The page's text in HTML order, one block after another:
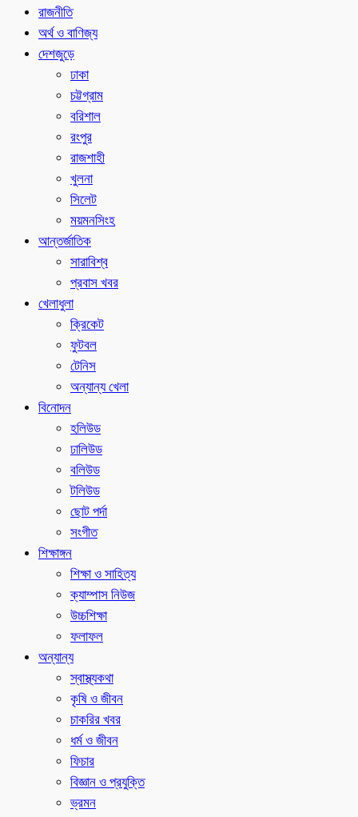
রাজনীতি
অর্থ ও বাণিজ্য
দেশজুড়ে
ঢাকা
চট্টগ্রাম
বরিশাল
রংপুর
রাজশাহী
খুলনা
সিলেট
ময়মনসিংহ
আন্তর্জাতিক
সারাবিশ্ব
প্রবাস খবর
খেলাধুলা
ক্রিকেট
ফুটবল
টেনিস
অন্যান্য খেলা
বিনোদন
হলিউড
ঢালিউড
বলিউড
টলিউড
ছোট পর্দা
সংগীত
শিক্ষাঙ্গন
শিক্ষা ও সাহিত্য
ক্যাম্পাস নিউজ
উচ্চশিক্ষা
ফলাফল
অন্যান্য
স্বাস্থ্যকথা
কৃষি ও জীবন
চাকরির খবর
ধর্ম ও জীবন
ফিচার
বিজ্ঞান ও প্রযুক্তি
ভ্রমন